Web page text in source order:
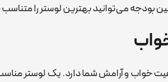
بودجه می‌توانید بهترین لوستر را متناسب
خواب و آرامش شما دارد. یک لوستر